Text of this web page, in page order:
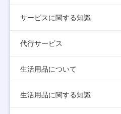
サービスに関する知識
代行サービス
生活用品について
生活用品に関する知識